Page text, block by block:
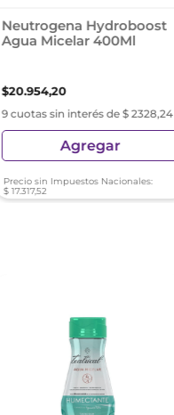
Neutrogena Hydroboost
Agua Micelar 400Ml
$20.954,20
9 cuotas sin interés de $ 2328,24
Agregar
Precio sin Impuestos Nacionales:
$ 17.317,52